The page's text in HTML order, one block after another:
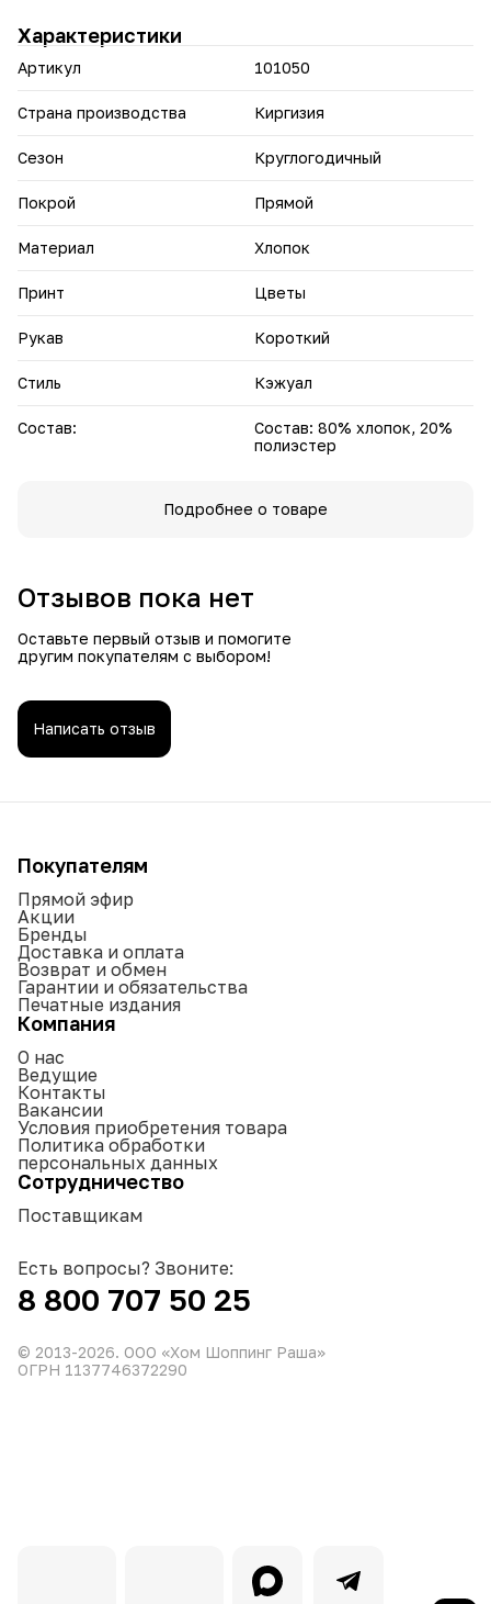
течение всего дня.
Стильный кэжуал - идеальный вариант для повседневной
носки, создаст комфортный и модный образ.
Офисный стиль, строгий дизайн и лаконичный крой
Удлиненный силуэт скрывает недостатки фигуры и
Трикотажные горловина и манжеты придают тунике
элегантности и завершенности.
Туника Татьяна - это ваш стильный компаньон для любого
случая!
любом месте и в любое время.
Характеристики
Артикул 101050
Страна производства Киргизия
Сезон Круглогодичный
Покрой Прямой
Материал Хлопок
Принт Цветы
Рукав Короткий
Стиль Кэжуал
Состав:
Состав: 80% хлопок, 20%
полиэстер
Подробнее о товаре
Отзывов пока нет
Оставьте первый отзыв и помогите
другим покупателям с выбором!
Написать отзыв
Покупателям
Прямой эфир
Акции
Бренды
Доставка и оплата
Возврат и обмен
Гарантии и обязательства
Печатные издания
Компания
О нас
Ведущие
Контакты
Вакансии
Условия приобретения товара
Политика обработки
персональных данных
Сотрудничество
Поставщикам
Есть вопросы? Звоните:
8 800 707 50 25
© 2013-2026. ООО «Хом Шоппинг Раша»
ОГРН 1137746372290